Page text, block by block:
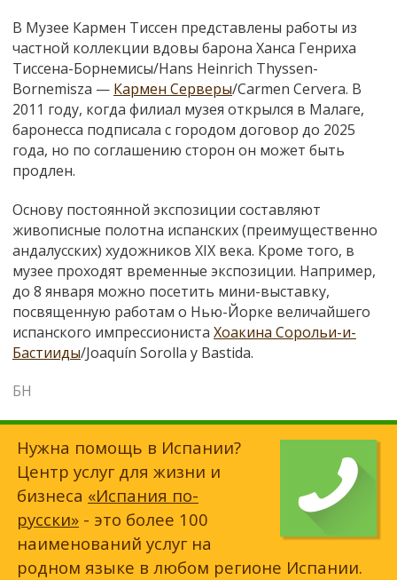
В Музее Кармен Тиссен представлены работы из
частной коллекции вдовы барона Ханса Генриха
Тиссена-Борнемисы/Hans Heinrich Thyssen-
Bornemisza — Кармен Серверы/Carmen Cervera. В
2011 году, когда филиал музея открылся в Малаге,
баронесса подписала с городом договор до 2025
года, но по соглашению сторон он может быть
продлен.
Основу постоянной экспозиции составляют
живописные полотна испанских (преимущественно
андалусских) художников XIX века. Кроме того, в
музее проходят временные экспозиции. Например,
до 8 января можно посетить мини-выставку,
посвященную работам о Нью-Йорке величайшего
испанского импрессиониста Хоакина Сорольи-и-
Бастииды/Joaquín Sorolla y Bastida.
БН
Нужна помощь в Испании?
Центр услуг для жизни и
бизнеса «Испания по-
русски» - это более 100
наименований услуг на
родном языке в любом регионе Испании.